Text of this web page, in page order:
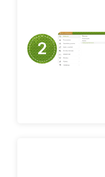
2
Выбираем
товар